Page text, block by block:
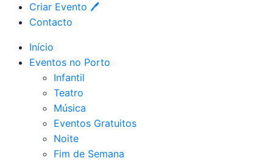
Criar Evento 🖊
Contacto
Início
Eventos no Porto
Infantil
Teatro
Música
Eventos Gratuitos
Noite
Fim de Semana